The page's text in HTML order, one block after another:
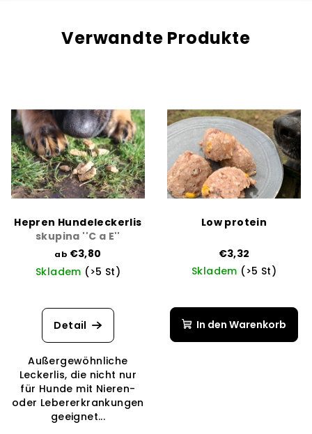
Verwandte Produkte
Hepren Hundeleckerlis
skupina ''C a E''
ab €3,80
Skladem (>5 St)
durchschnittliche
Produktbewertung
von
5
Sternen.
Detail
Außergewöhnliche
Leckerlis, die nicht nur
für Hunde mit Nieren-
oder Lebererkrankungen
geeignet...
Low protein
€3,32
Skladem (>5 St)
In den Warenkorb